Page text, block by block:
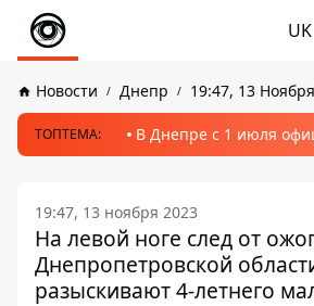
UK
Новости Днепр 19:47, 13
ТОПТЕМА: В Днепре с 1 июля
19:47, 13 ноября 2023
На левой ноге след от
Днепропетровской
разыскивают 4-летнего